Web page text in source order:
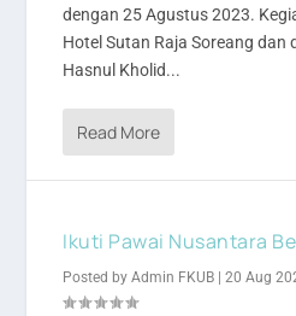
dengan 25 Agustus 2023.
Hotel Sutan Raja Soreang dan
Hasnul Kholid...
Read More
Ikuti Pawai Nusantara
Posted byAdmin FKUB |20 Aug